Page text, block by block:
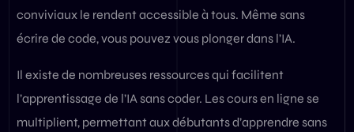
conviviaux le rendent accessible à tous. Même sans
écrire de code, vous pouvez vous plonger dans l’IA.
Il existe de nombreuses ressources qui facilitent
l’apprentissage de l’IA sans coder. Les cours en ligne se
multiplient, permettant aux débutants d’apprendre sans